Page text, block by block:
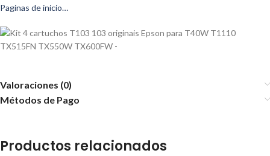
Paginas de inicio…
Valoraciones (0)
Métodos de Pago
Productos relacionados